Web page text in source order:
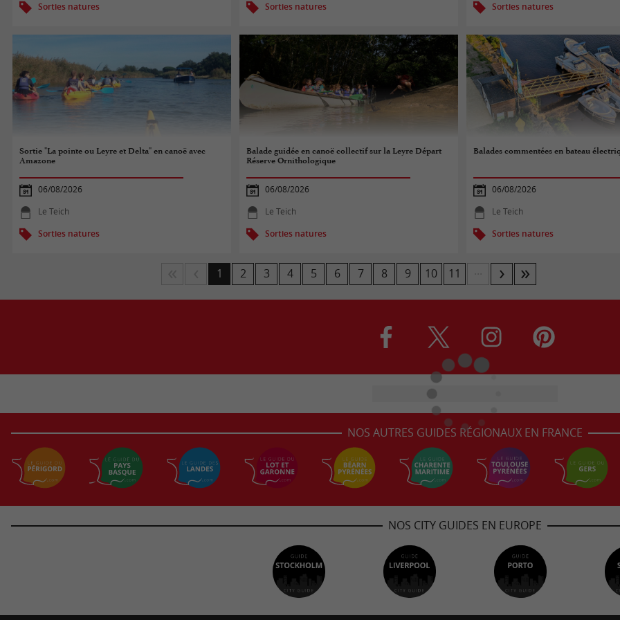
Sorties natures Sorties natures Sorties natures
Sortie "La pointe ou Leyre et Delta" en canoë avec
Amazone
06/08/2026
Le Teich
Sorties natures
Balade guidée en canoë collectif sur la Leyre Départ
Réserve Ornithologique
06/08/2026
Le Teich
Sorties natures
Balades commentées en bateau
06/08/2026
Le Teich
Sorties natures
1 2 3 4 5 6 7 8 9 10 11
NOS AUTRES GUIDES RÉGIONAUX EN FRANCE
NOS CITY GUIDES EN EUROPE